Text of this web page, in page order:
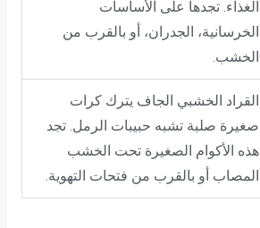
الغذاء. تجدها على الأساسات
الخرسانية، الجدران، أو بالقرب من
الخشب.
القراد الخشبي الجاف يترك كرات
صغيرة صلبة تشبه حبيبات الرمل. تجد
هذه الأكوام الصغيرة تحت الخشب
المصاب أو بالقرب من فتحات التهوية.